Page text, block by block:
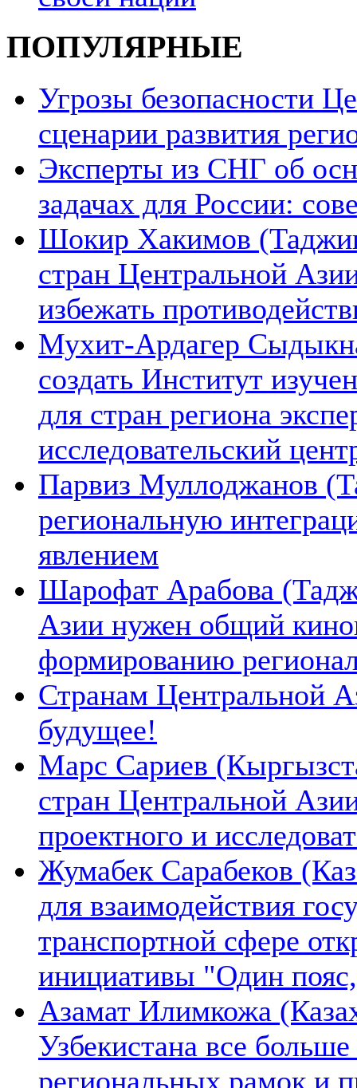
ПОПУЛЯРНЫЕ
Угрозы безопасности
сценарии развития
Эксперты из СНГ об
задачах для России:
Шокир Хакимов
стран Центральной
избежать
Мухит-Ардагер
создать Институт
для стран региона
исследовательский
Парвиз Муллоджанов
региональную
явлением
Шарофат Арабова
Азии нужен общий
формированию
Странам Центральной
будущее!
Марс Сариев
стран Центральной
проектного и
Жумабек Сарабеков
для взаимодействия
транспортной сфере
инициативы "Один
Азамат Илимкожа
Узбекистана все
региональных рамок и